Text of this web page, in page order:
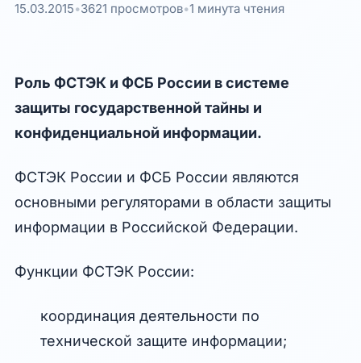
15.03.2015•3621 просмотров•1 минута чтения
Роль ФСТЭК и ФСБ России в системе
защиты государственной тайны и
конфиденциальной информации.
ФСТЭК России и ФСБ России являются
основными регуляторами в области защиты
информации в Российской Федерации.
Функции ФСТЭК России:
координация деятельности по
технической защите информации;